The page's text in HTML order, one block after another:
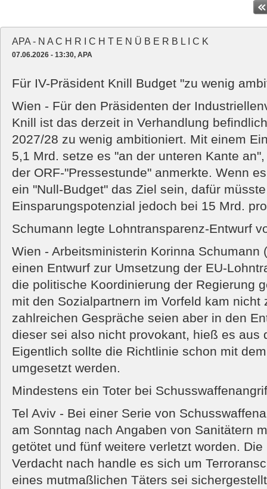
APA - N A C H R I C H T E N Ü B E R B L I C K
07.06.2026 - 13:30, APA
Für IV-Präsident Knill Budget "zu wenig
Wien - Für den Präsidenten der
Knill ist das derzeit in Verhandlung
2027/28 zu wenig ambitioniert. Mit einem
5,1 Mrd. setze es "an der unteren Kante
der ORF-"Pressestunde" anmerkte. Wenn
ein "Null-Budget" das Ziel sein, dafür
Einsparungspotenzial jedoch bei 15 Mrd.
Schumann legte Lohntransparenz-Entwurf
Wien - Arbeitsministerin Korinna Schumann
einen Entwurf zur Umsetzung der EU-
die politische Koordinierung der Regierung
mit den Sozialpartnern im Vorfeld kam nicht
zahlreichen Gespräche seien aber in den
dieser sei also nicht provokant, hieß es aus
Eigentlich sollte die Richtlinie schon mit
umgesetzt werden.
Mindestens ein Toter bei
Tel Aviv - Bei einer Serie von
am Sonntag nach Angaben von Sanitätern
getötet und fünf weitere verletzt worden.
Verdacht nach handle es sich um
eines mutmaßlichen Täters sei